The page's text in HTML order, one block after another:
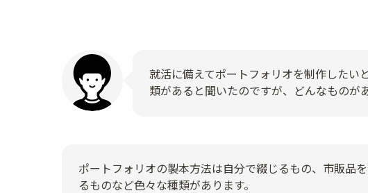
就活に備えてポートフォリオを制作したい
類があると聞いたのですが、どんなものが
ポートフォリオの製本方法は自分で綴じるもの、市販品
るものなど色々な種類があります。